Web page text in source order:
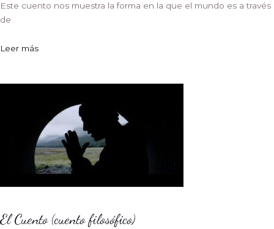
Este cuento nos muestra la forma en la que el mundo es a través
de
Leer más
El Cuento (cuento filosófico)